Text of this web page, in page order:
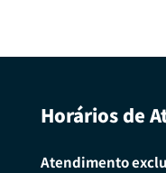
Horários de
Atendimento